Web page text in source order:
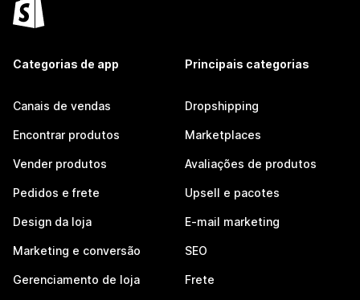
Categorias de app
Canais de vendas
Encontrar produtos
Vender produtos
Pedidos e frete
Design da loja
Marketing e conversão
Gerenciamento de loja
Principais categorias
Dropshipping
Marketplaces
Avaliações de produtos
Upsell e pacotes
E-mail marketing
SEO
Frete